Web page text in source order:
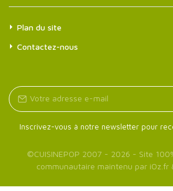
Plan du site
Contactez-nous
Inscrivez-vous à notre newsletter pour
©CUISINEPOP 2007 - 2026 - Site
communautaire maintenu par iOz.fr